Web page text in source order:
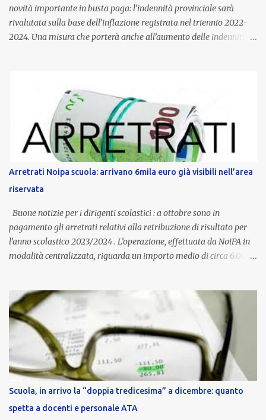
novità importante in busta paga: l’indennità provinciale sarà
rivalutata sulla base dell’inflazione registrata nel triennio 2022-
2024. Una misura che porterà anche all’aumento delle indennità di
dedicato alle donne vittime di violenza di genere, in linea con la
normativa nazionale e con l’obiettivo di offrire maggiore tutela e
supporto in situazioni delicate. L’indennità provinciale per i docenti
è un unicum in Italia: si tratta di una misura esclusiva della
Provincia autonoma di Bolzano, che integra in maniera stabile lo
stipendio nazionale grazie alle prerogative garantite
dall’autonomia locale. Non è un bonus temporaneo né un
compenso accessorio, ma una voce strutturale di retribuzione,
aggiornata periodicamente in base al cost...
Arretrati Noipa scuola: arrivano 6mila euro già visibili nell’area
riservata
Buone notizie per i dirigenti scolastici : a ottobre sono in
pagamento gli arretrati relativi alla retribuzione di risultato per
l’anno scolastico 2023/2024 . L’operazione, effettuata da NoiPA in
modalità centralizzata, riguarda un importo medio di circa 6.000
ordinaria di ottobre . Cos’è la retribuzione di risultato La
retribuzione di risultato rappresenta la parte variabile dello
stipendio dei dirigenti scolastici. Viene corrisposta per valorizzare
la qualità dell’attività svolta, la gestione delle risorse e il
raggiungimento degli obiettivi fissati dal Ministero dell’Istruzione
e del Merito (MIM) . Per l’anno scolastico 2023/2024, il MIM ha
completato la procedura di valutazione e trasmesso i dati a NoiPA,
che ha poi disposto la liquidazione automatica in busta paga . Gli
importi e le trattenute L’importo medio lordo riconosciuto è di 6....
Scuola, in arrivo la “doppia tredicesima” a dicembre: quanto
spetta a docenti e personale ATA